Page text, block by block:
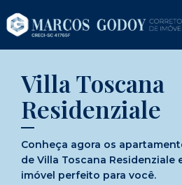
Villa Toscana
Residenziale
Conheça agora os
de Villa Toscana Residenziale
imóvel perfeito para você.